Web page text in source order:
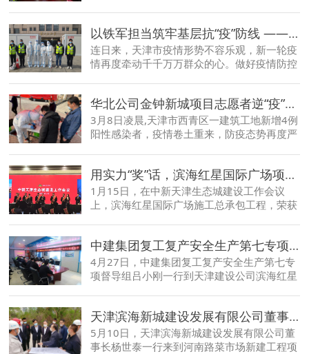
缅怀革命先烈功绩，进一步激励斗志，鼓舞士
气，铸牢根魂，持续增强奋进凝聚力
以铁军担当筑牢基层抗“疫”防线 ——华北公司金钟新城项目开展志愿服务活动
连日来，天津市疫情形势不容乐观，新一轮疫
情再度牵动千千万万群众的心。做好疫情防控
项目党支部成立志愿服务队，主动对接金钟街
街道办开展抗“疫”志愿服务
华北公司金钟新城项目志愿者逆“疫”而行
3月8日凌晨,天津市西青区一建筑工地新增4例
阳性感染者，疫情卷土重来，防疫态势再度严
用实力“奖”话，滨海红星国际广场项目获生态城管委会表彰
1月15日，在中新天津生态城建设工作会议
上，滨海红星国际广场施工总承包工程，荣获
目经理”和“优秀安全项目经理”。
中建集团复工复产安全生产第七专项督导组吕小刚一行到天津建设公司滨海红星国际广场项目检查指导
4月27日，中建集团复工复产安全生产第七专
项督导组吕小刚一行到天津建设公司滨海红星
况。
天津滨海新城建设发展有限公司董事长杨世泰一行到天津建设公司河南路菜市场项目检查指导
5月10日，天津滨海新城建设发展有限公司董
事长杨世泰一行来到河南路菜市场新建工程项